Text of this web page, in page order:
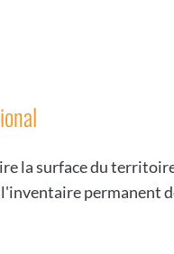
la surface du
permanent